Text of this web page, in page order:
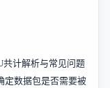
共计解析与常见问题
定数据包是否需要被